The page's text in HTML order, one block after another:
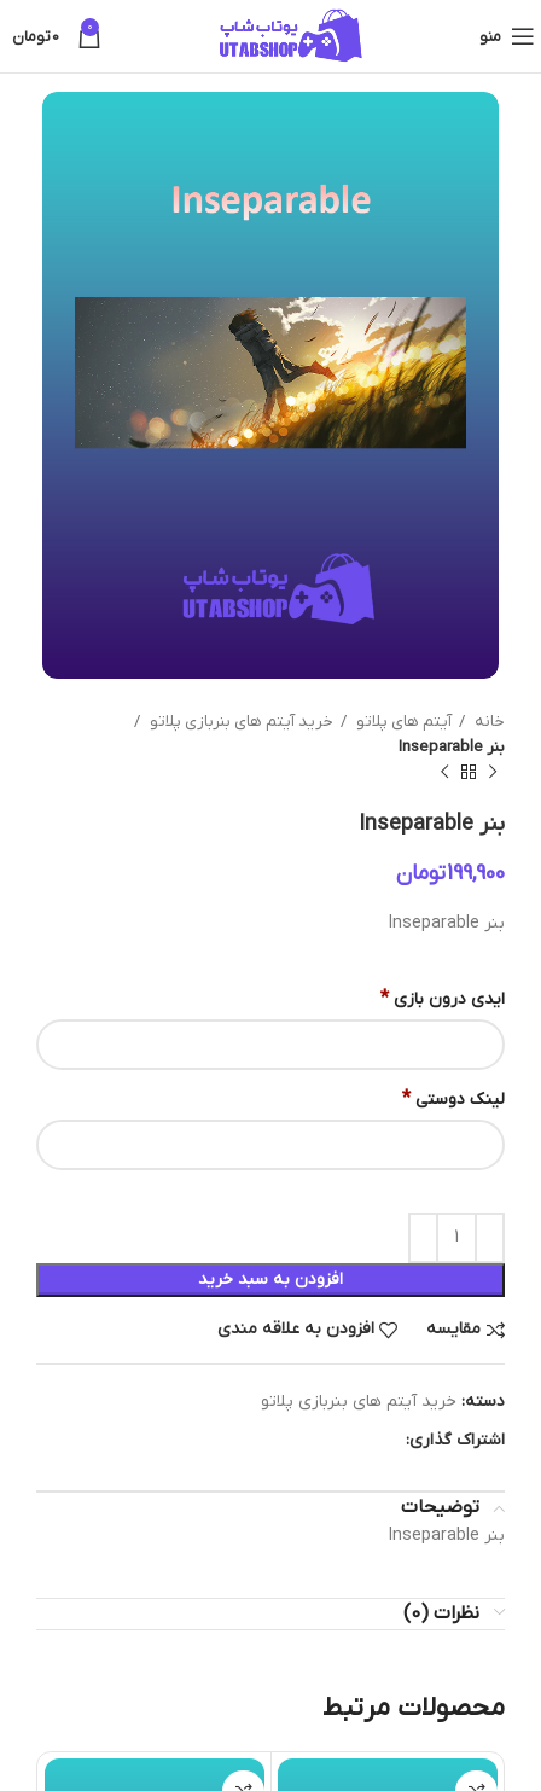
منو 0
0تومان
خانه آیتم های پلاتو
خرید آیتم های بنربازی پلاتو
بنر Inseparable
بنر Inseparable
تومان
بنر Inseparable
ایدی درون بازی *
لینک دوستی *
افزودن به سبد خرید
مقایسه افزودن به علاقه مندی
دسته: خرید آیتم های بنربازی پلاتو
اشتراک گذاری:
توضیحات
بنر Inseparable
نظرات (0)
محصولات مرتبط